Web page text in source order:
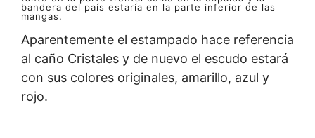
bandera del país estaría en la parte inferior de las
mangas.
Aparentemente el estampado hace referencia
al caño Cristales y de nuevo el escudo estará
con sus colores originales, amarillo, azul y
rojo.